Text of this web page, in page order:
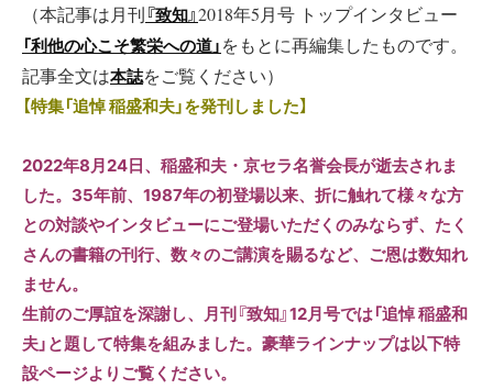
（本記事は月刊『致知』2018年5月号 トップインタビュー
「利他の心こそ繁栄への道」をもとに再編集したものです。
記事全文は本誌をご覧ください）
【特集「追悼 稲盛和夫」を発刊しました】
2022年8月24日、稲盛和夫・京セラ名誉会長が逝去されま
した。35年前、1987年の初登場以来、折に触れて様々な方
との対談やインタビューにご登場いただくのみならず、たく
さんの書籍の刊行、数々のご講演を賜るなど、ご恩は数知れ
ません。
生前のご厚誼を深謝し、月刊『致知』12月号では「追悼 稲盛和
夫」と題して特集を組みました。豪華ラインナップは以下特
設ページよりご覧ください。